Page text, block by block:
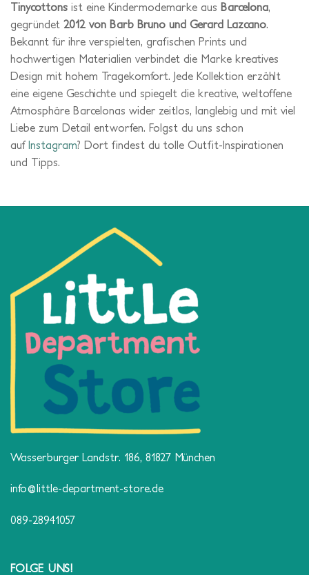
Tinycottons ist eine Kinder­modemarke aus Barcelona,
gegründet 2012 von Barb Bruno und Gerard Lazcano.
Bekannt für ihre verspielten, grafischen Prints und
hochwertigen Materialien verbindet die Marke kreatives
Design mit hohem Tragekomfort. Jede Kollektion erzählt
eine eigene Geschichte und spiegelt die kreative, weltoffene
Atmosphäre Barcelonas wider zeitlos, langlebig und mit viel
Liebe zum Detail entworfen. Folgst du uns schon
aufInstagram? Dort findest du tolle Outfit-Inspirationen
und Tipps.
Wasserburger Landstr. 186, 81827 München
info@little-department-store.de
089-28941057
FOLGE UNS!